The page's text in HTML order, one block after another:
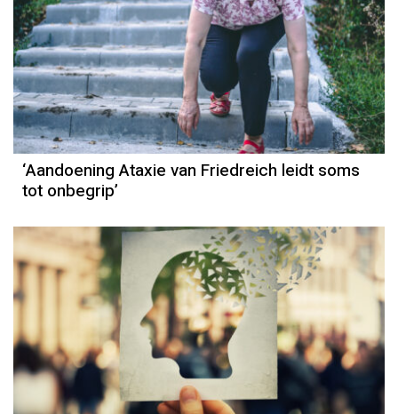
‘Aandoening Ataxie van Friedreich leidt soms
tot onbegrip’